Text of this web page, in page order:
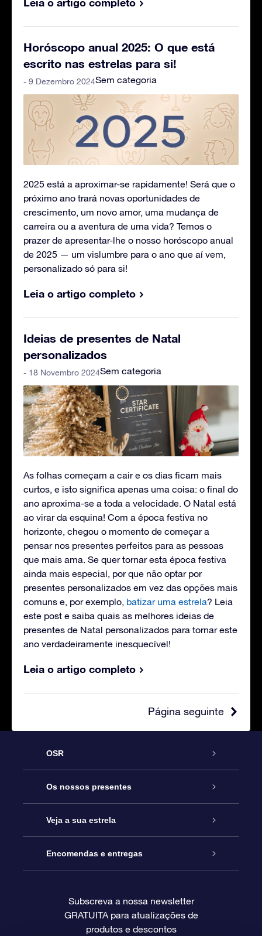
Horóscopo anual 2025: O que está
escrito nas estrelas para si!
Sem categoria
- 9 Dezembro 2024
2025 está a aproximar-se rapidamente! Será que o
próximo ano trará novas oportunidades de
crescimento, um novo amor, uma mudança de
carreira ou a aventura de uma vida? Temos o
prazer de apresentar-lhe o nosso horóscopo anual
de 2025 — um vislumbre para o ano que aí vem,
personalizado só para si!
Leia o artigo completo
Ideias de presentes de Natal
personalizados
Sem categoria
- 18 Novembro 2024
As folhas começam a cair e os dias ficam mais
curtos, e isto significa apenas uma coisa: o final do
ano aproxima-se a toda a velocidade. O Natal está
ao virar da esquina! Com a época festiva no
horizonte, chegou o momento de começar a
pensar nos presentes perfeitos para as pessoas
que mais ama. Se quer tornar esta época festiva
ainda mais especial, por que não optar por
presentes personalizados em vez das opções mais
comuns e, por exemplo, batizar uma estrela? Leia
este post e saiba quais as melhores ideias de
presentes de Natal personalizados para tornar este
ano verdadeiramente inesquecível!
Leia o artigo completo
Página seguinte
OSR
Serviço
Contactos
O Blog
Avaliações
Os nossos presentes
Prenda Star Online
Pacote Prenda OSR
O Cartão Presente OSR
Veja a sua estrela
Registo de Estrela
Página de Estrela personalizada
Encomendas e entregas
Informação de pagamento
Subscreva a nossa newsletter
GRATUITA para atualizações de
produtos e descontos